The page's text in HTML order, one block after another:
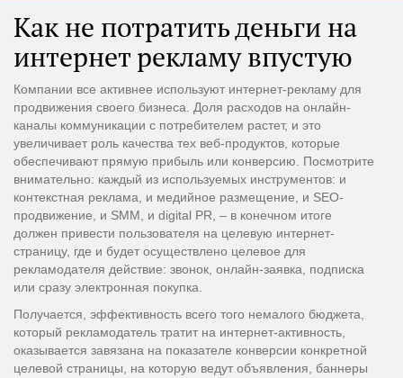
Как не потратить деньги на
интернет рекламу впустую
Компании все активнее используют интернет-рекламу для
продвижения своего бизнеса. Доля расходов на онлайн-
каналы коммуникации с потребителем растет, и это
увеличивает роль качества тех веб-продуктов, которые
обеспечивают прямую прибыль или конверсию. Посмотрите
внимательно: каждый из используемых инструментов: и
контекстная реклама, и медийное размещение, и SEO-
продвижение, и SMM, и digital PR, – в конечном итоге
должен привести пользователя на целевую интернет-
страницу, где и будет осуществлено целевое для
рекламодателя действие: звонок, онлайн-заявка, подписка
или сразу электронная покупка.
Получается, эффективность всего того немалого бюджета,
который рекламодатель тратит на интернет-активность,
оказывается завязана на показателе конверсии конкретной
целевой страницы, на которую ведут объявления, баннеры